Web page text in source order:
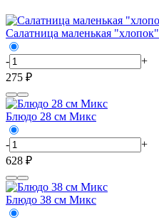
Салатница маленькая "хлопок"
-
+
275 ₽
Блюдо 28 см Микс
-
+
628 ₽
Блюдо 38 см Микс